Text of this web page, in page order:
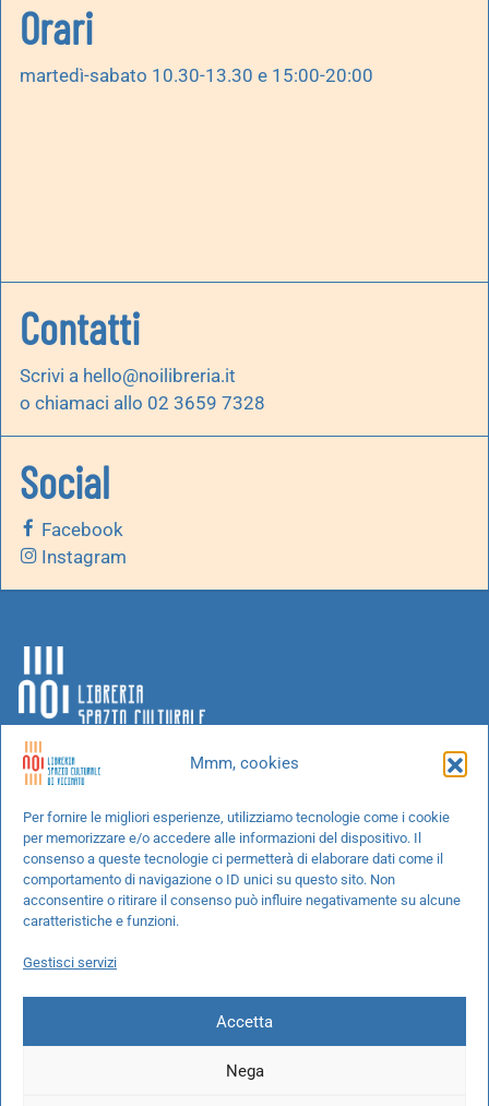
Mmm, cookies
Per fornire le migliori esperienze, utilizziamo tecnologie come i cookie
per memorizzare e/o accedere alle informazioni del dispositivo. Il
consenso a queste tecnologie ci permetterà di elaborare dati come il
comportamento di navigazione o ID unici su questo sito. Non
acconsentire o ritirare il consenso può influire negativamente su alcune
caratteristiche e funzioni.
Gestisci servizi
Accetta
Nega
Orari
martedì-sabato 10.30-13.30 e 15:00-20:00
Contatti
Scrivi a hello@noilibreria.it
o chiamaci allo 02 3659 7328
Social
Facebook
Instagram
Chi siamo
Progetti speciali
Richiedi un libro
Spedizioni
Cookie Policy